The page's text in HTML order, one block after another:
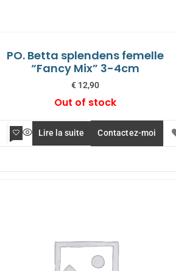
PO. Betta splendens femelle
“Fancy Mix” 3-4cm
€ 12,90
Out of stock
Lire la suite Contactez-moi